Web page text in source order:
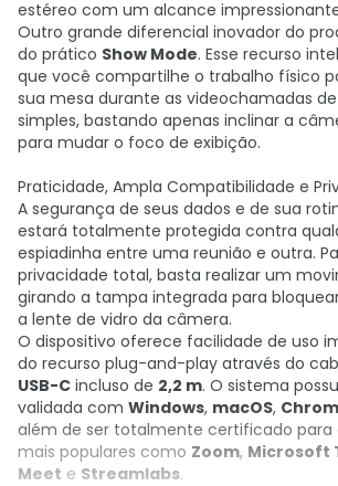
estéreo com um alcance
Outro grande diferencial inovador do
do prático Show Mode. Esse recurso
que você compartilhe o trabalho físico
sua mesa durante as videochamadas
simples, bastando apenas inclinar a
para mudar o foco de exibição.
Praticidade, Ampla Compatibilidade e
A segurança de seus dados e de sua
estará totalmente protegida contra
espiadinha entre uma reunião e outra.
privacidade total, basta realizar um
girando a tampa integrada para
a lente de vidro da câmera.
O dispositivo oferece facilidade de uso
do recurso plug-and-play através do
USB-C incluso de 2,2 m. O sistema
validada com Windows, macOS,
além de ser totalmente certificado para
mais populares como Zoom, Microsoft
Meet e Streamlabs.